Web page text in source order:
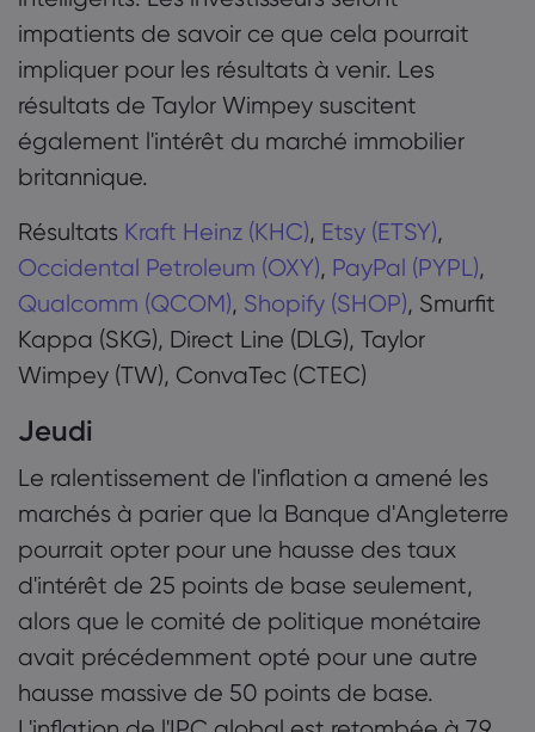
impatients de savoir ce que cela pourrait
impliquer pour les résultats à venir. Les
résultats de Taylor Wimpey suscitent
également l'intérêt du marché immobilier
britannique.
Résultats Kraft Heinz (KHC), Etsy (ETSY),
Occidental Petroleum (OXY), PayPal (PYPL),
Qualcomm (QCOM), Shopify (SHOP), Smurfit
Kappa (SKG), Direct Line (DLG), Taylor
Wimpey (TW), ConvaTec (CTEC)
Jeudi
Le ralentissement de l'inflation a amené les
marchés à parier que la Banque d'Angleterre
pourrait opter pour une hausse des taux
d'intérêt de 25 points de base seulement,
alors que le comité de politique monétaire
avait précédemment opté pour une autre
hausse massive de 50 points de base.